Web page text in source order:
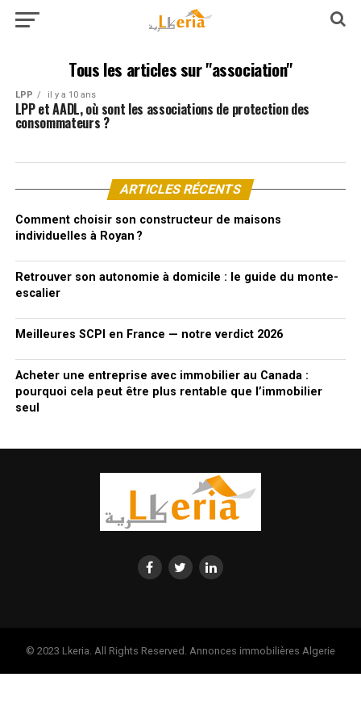
Tous les articles sur "association"
LPP il y a 10 ans
LPP et AADL, où sont les associations de protection des
consommateurs ?
ARTICLES RÉCENTS
Comment choisir son constructeur de maisons
individuelles à Royan ?
Retrouver son autonomie à domicile : le guide du monte-
escalier
Meilleures SCPI en France — notre verdict 2026
Acheter une entreprise avec immobilier au Canada :
pourquoi cela peut être plus rentable que l’immobilier
seul
© 2023 Lkeria. All Rights Reserved. Annonces immobilières Algerie